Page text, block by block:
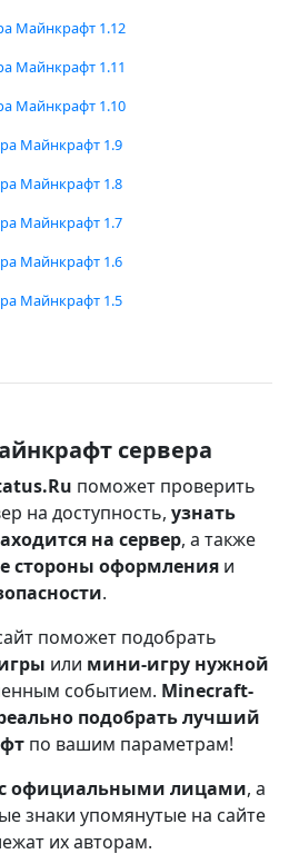
Майнкрафт 1.12
Майнкрафт 1.11
Майнкрафт 1.10
Майнкрафт 1.9
Майнкрафт 1.8
Майнкрафт 1.7
Майнкрафт 1.6
Майнкрафт 1.5
сервера
поможет проверить
на доступность, узнать
на сервер, а также
стороны оформления и
.
поможет подобрать
или мини-игру нужной
событием. Minecraft-
подобрать лучший
по вашим параметрам!
с официальными лицами, а
знаки упомянутые на сайте
их авторам.